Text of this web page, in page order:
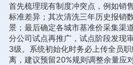
首先梳理现有制度冲突点，例如销
标准差异；其次清洗三年历史报销
景；最后确定各城市基准价采集渠
分公司试点再推广，试点阶段发现
3级。系统初始化时务必上传全员
离，建议预留20%规则调整余量应